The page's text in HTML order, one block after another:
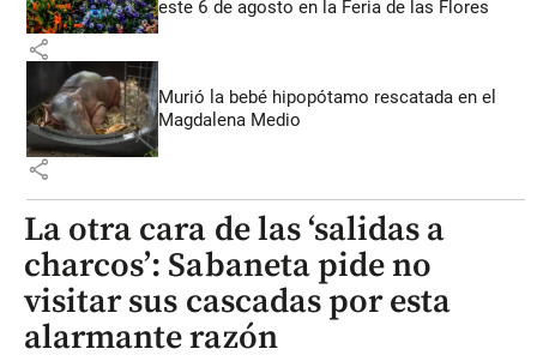
este 6 de agosto en la Feria de las Flores
share
Murió la bebé hipopótamo rescatada en el
Magdalena Medio
share
La otra cara de las ‘salidas a
charcos’: Sabaneta pide no
visitar sus cascadas por esta
alarmante razón